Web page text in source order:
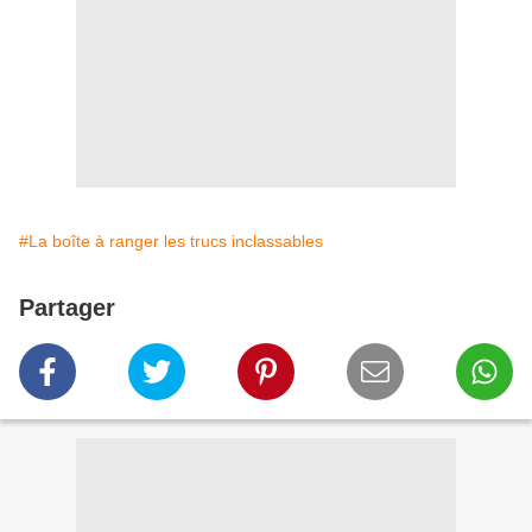
#La boîte à ranger les trucs inclassables
Partager